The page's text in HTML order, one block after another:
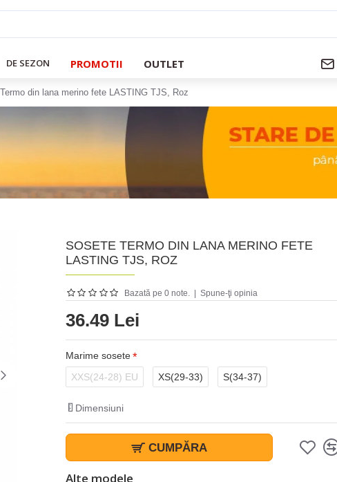
DE SEZON PROMOTII OUTLET
din lana merino fete LASTING TJS, Roz
SOSETE TERMO DIN LANA MERINO FETE
LASTING TJS, ROZ
Bazată pe 0 note. Spune-ţi opinia
36.49 Lei
Marime sosete
XXS(24-28) EU
XS(29-33) S(34-37)
Dimensiuni
CUMPĂRA
Alte modele